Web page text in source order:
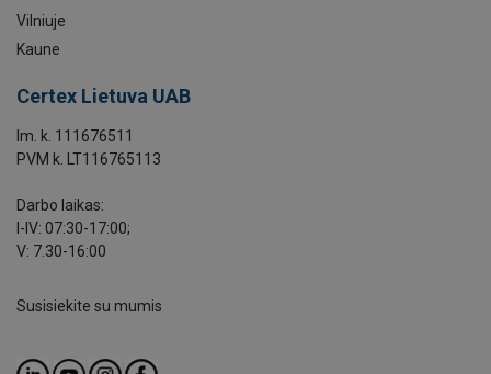
Vilniuje
Kaune
Certex Lietuva UAB
Im. k. 111676511
PVM k. LT116765113
Darbo laikas:
I-IV: 07:30-17:00;
V: 7.30-16:00
Susisiekite su mumis